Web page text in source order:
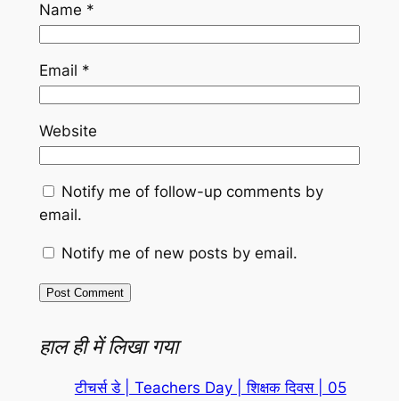
Name *
Email *
Website
Notify me of follow-up comments by
email.
Notify me of new posts by email.
हाल ही में लिखा गया
टीचर्स डे | Teachers Day | शिक्षक दिवस | 05